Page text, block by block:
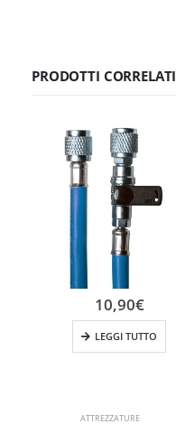
PRODOTTI CORRELATI
ATTREZZATURE
10,90€
LEGGI TUTTO